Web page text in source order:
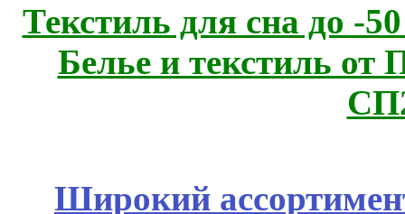
Текстиль для сна до
Белье и текстиль от
Широкий